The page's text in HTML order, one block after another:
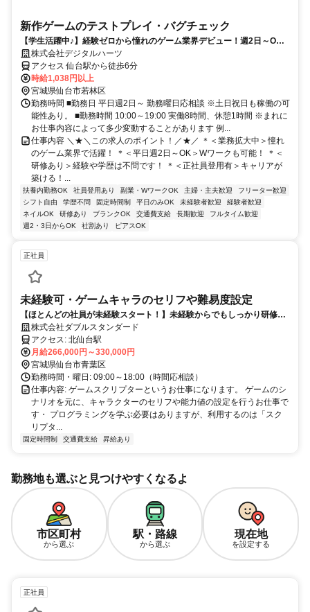
新作ゲームのテストプレイ・バグチェック
【学生活躍中♪】経験ゼロから憧れのゲーム業界デビュー！週2日～OK
／服装・髪型自由
株式会社デジタルハーツ
アクセス 仙台駅から徒歩6分
時給1,038円以上
宮城県仙台市若林区
勤務時間 ■勤務日 平日週2日～ 勤務曜日応相談 ※土日祝日も稼働の可
能性あり。 ■勤務時間 10:00～19:00 実働8時間、休憩1時間 ※まれに
お仕事内容によって多少変動することがあります 例...
仕事内容 ＼★＼この求人のポイント！／★／ ＊＜業務拡大中＞憧れ
のゲーム業界で活躍！ ＊＜平日週2日～OK＞Wワークも可能！ ＊＜
研修あり＞経験や学歴は不問です！ ＊＜正社員登用有＞キャリアが
築ける！...
扶養内勤務OK 社員登用あり 副業・WワークOK 主婦・主夫歓迎
フリーター歓迎
シフト自由
学歴不問 固定時間制 平日のみOK 未経験者歓迎
経験者歓迎
ネイルOK
研修あり ブランクOK 交通費支給 長期歓迎
フルタイム歓迎
週2・3日からOK
社割あり ピアスOK
正社員
未経験可・ゲームキャラのセリフや難易度設定
【ほとんどの社員が未経験スタート！】未経験からでもしっかり研修す
るので安心✨
株式会社ダブルスタンダード
アクセス: 北仙台駅
月給266,000円～330,000円
宮城県仙台市青葉区
勤務時間・曜日: 09:00～18:00（時間応相談）
仕事内容: ゲームスクリプターというお仕事になります。 ゲームのシ
ナリオを元に、キャラクターのセリフや能力値の設定を行うお仕事で
す・ プログラミングを学ぶ必要はありますが、利用するのは「スク
リプタ...
固定時間制 交通費支給 昇給あり
勤務地も選ぶと見つけやすくなるよ
市区町村
から選ぶ
駅・路線
から選ぶ
現在地
を設定する
正社員